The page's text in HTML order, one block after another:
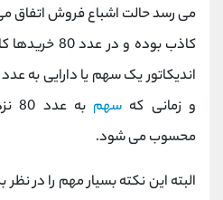
کاذب بوده و
و زمانی که سهم
به
محسوب می شود.
البته این نکته بسیار مهم را در